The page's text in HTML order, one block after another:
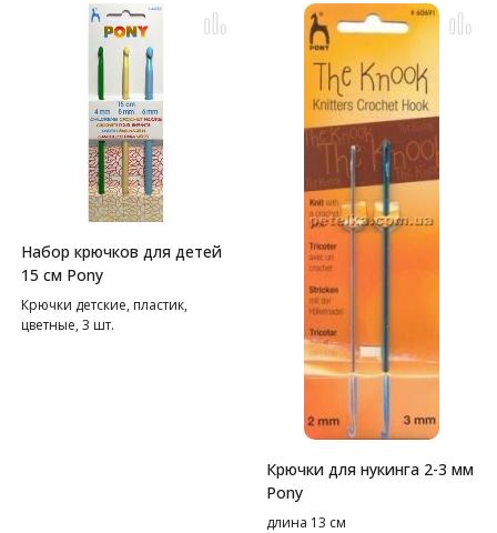
Набор крючков для детей
15 см Pony
Крючки детские, пластик,
цветные, 3 шт.
Крючки для нукинга 2-3 мм
Pony
длина 13 см